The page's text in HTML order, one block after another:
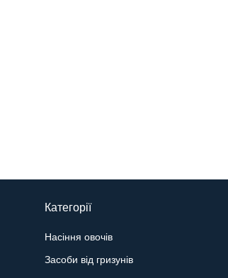
Категорії
Насіння овочів
Засоби від гризунів